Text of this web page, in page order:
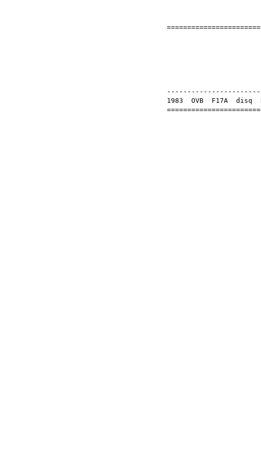
OB
1983 OVB F17A disq